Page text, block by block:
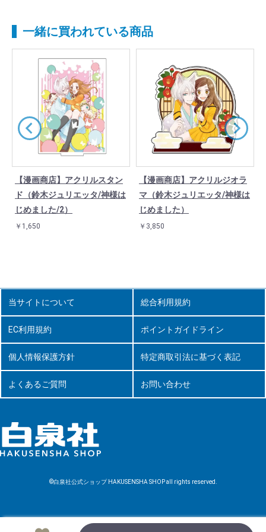
一緒に買われている商品
【漫画商店】アクリルスタン
ド（鈴木ジュリエッタ/神様は
じめました/2）
￥1,650
【漫画商店】アクリルジオラ
マ（鈴木ジュリエッタ/神様は
じめました）
￥3,850
当サイトについて 総合利用規約
EC利用規約 ポイントガイドライン
個人情報保護方針 特定商取引法に基づく表記
よくあるご質問 お問い合わせ
©白泉社公式ショップ HAKUSENSHA SHOP all rights reserved.